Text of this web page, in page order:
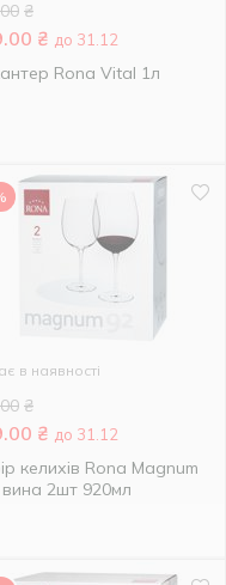
₴
₴ до 31.12
Rona Vital 1л
в наявності
₴
₴ до 31.12
келихів Rona Magnum
2шт 920мл